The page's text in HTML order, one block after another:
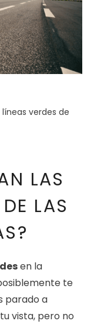
verdes de
LAS
LAS
en la
te
parado a
vista, pero no